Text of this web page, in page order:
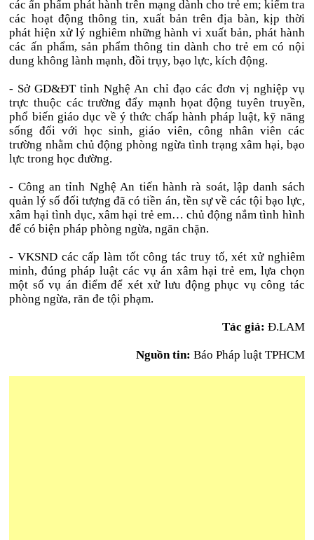
các ấn phẩm phát hành trên mạng dành cho trẻ em; kiểm tra
các hoạt động thông tin, xuất bản trên địa bàn, kịp thời
phát hiện xử lý nghiêm những hành vi xuất bản, phát hành
các ấn phẩm, sản phẩm thông tin dành cho trẻ em có nội
dung không lành mạnh, đồi trụy, bạo lực, kích động.
- Sở GD&ĐT tỉnh Nghệ An chỉ đạo các đơn vị nghiệp vụ
trực thuộc các trường đẩy mạnh họat động tuyên truyền,
phổ biến giáo dục về ý thức chấp hành pháp luật, kỹ năng
sống đối với học sinh, giáo viên, công nhân viên các
trường nhằm chủ động phòng ngừa tình trạng xâm hại, bạo
lực trong học đường.
- Công an tỉnh Nghệ An tiến hành rà soát, lập danh sách
quản lý số đối tượng đã có tiền án, tền sự về các tội bạo lực,
xâm hại tình dục, xâm hại trẻ em… chủ động nắm tình hình
để có biện pháp phòng ngừa, ngăn chặn.
- VKSND các cấp làm tốt công tác truy tố, xét xử nghiêm
minh, đúng pháp luật các vụ án xâm hại trẻ em, lựa chọn
một số vụ án điểm để xét xử lưu động phục vụ công tác
phòng ngừa, răn đe tội phạm.
Tác giả: Đ.LAM
Nguồn tin: Báo Pháp luật TPHCM